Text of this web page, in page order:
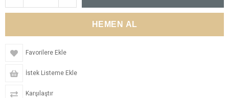
Favorilere Ekle
İstek Listeme Ekle
Karşılaştır